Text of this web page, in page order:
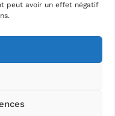
peut avoir un effet négatif
données